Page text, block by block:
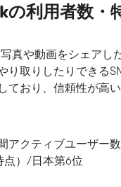
の利用者数・
真や動画をシェアし
り取りしたりできる
ており、信頼性が高
クティブユーザー数
点）/日本第6位